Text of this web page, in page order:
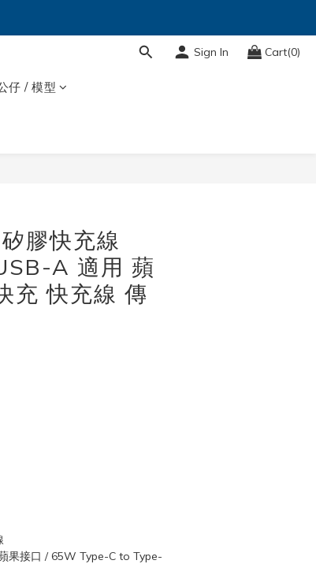
Sign In Cart(0)
仔 / 模型
膠快充線
A 適用 蘋
充 快充線 傳
果接口 / 65W Type-C to Type-